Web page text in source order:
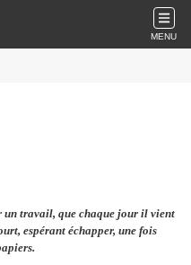
MENU
travail, que chaque jour il vient
espérant échapper, une fois